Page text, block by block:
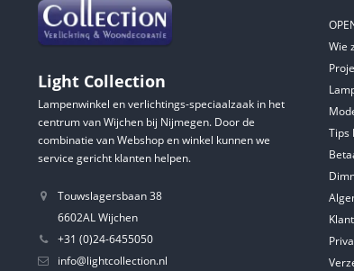
Light Collection
Lampenwinkel en verlichtings-speciaalzaak in het
centrum van Wijchen bij Nijmegen. Door de
combinatie van Webshop en winkel kunnen we
service gericht klanten helpen.
Touwslagersbaan 38
6602AL Wijchen
+31 (0)24-6455050
info@lightcollection.nl
Wie
Tips